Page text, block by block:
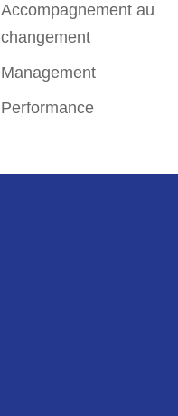
Accompagnement au
changement
Management
Performance